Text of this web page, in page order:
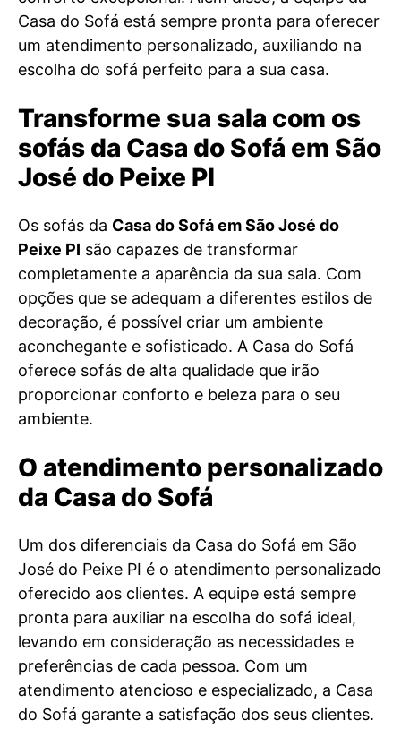
Casa do Sofá está sempre pronta para oferecer
um atendimento personalizado, auxiliando na
escolha do sofá perfeito para a sua casa.
Transforme sua sala com os
sofás da Casa do Sofá em São
José do Peixe PI
Os sofás da Casa do Sofá em São José do
Peixe PI são capazes de transformar
completamente a aparência da sua sala. Com
opções que se adequam a diferentes estilos de
decoração, é possível criar um ambiente
aconchegante e sofisticado. A Casa do Sofá
oferece sofás de alta qualidade que irão
proporcionar conforto e beleza para o seu
ambiente.
O atendimento personalizado
da Casa do Sofá
Um dos diferenciais da Casa do Sofá em São
José do Peixe PI é o atendimento personalizado
oferecido aos clientes. A equipe está sempre
pronta para auxiliar na escolha do sofá ideal,
levando em consideração as necessidades e
preferências de cada pessoa. Com um
atendimento atencioso e especializado, a Casa
do Sofá garante a satisfação dos seus clientes.